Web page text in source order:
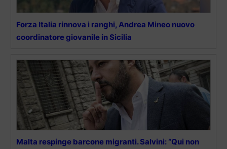
Forza Italia rinnova i ranghi, Andrea Mineo nuovo
coordinatore giovanile in Sicilia
Malta respinge barcone migranti. Salvini: “Qui non